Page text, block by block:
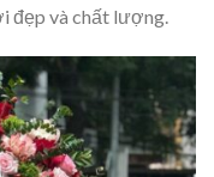
đẹp và chất lượng.